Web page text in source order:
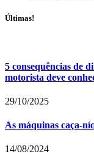
Últimas!
5 consequências de
motorista deve
29/10/2025
As máquinas caça-
14/08/2024